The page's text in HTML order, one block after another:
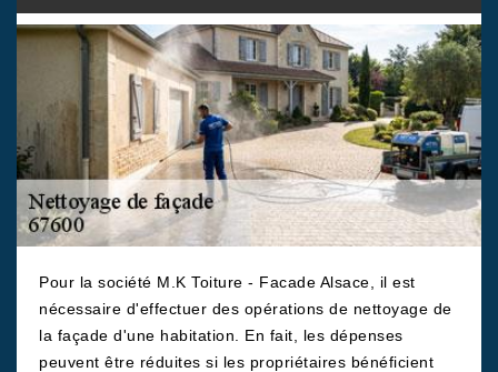
Pour la société M.K Toiture - Facade Alsace, il est
nécessaire d'effectuer des opérations de nettoyage de
la façade d'une habitation. En fait, les dépenses
peuvent être réduites si les propriétaires bénéficient